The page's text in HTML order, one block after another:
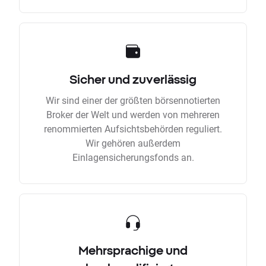
Sicher und zuverlässig
Wir sind einer der größten börsennotierten
Broker der Welt und werden von mehreren
renommierten Aufsichtsbehörden reguliert.
Wir gehören außerdem
Einlagensicherungsfonds an.
Mehrsprachige und